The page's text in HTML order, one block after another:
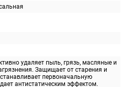
удаляет пыль, грязь, масляные и
Защищает от старения и
первоначальную
антистатическим эффектом.